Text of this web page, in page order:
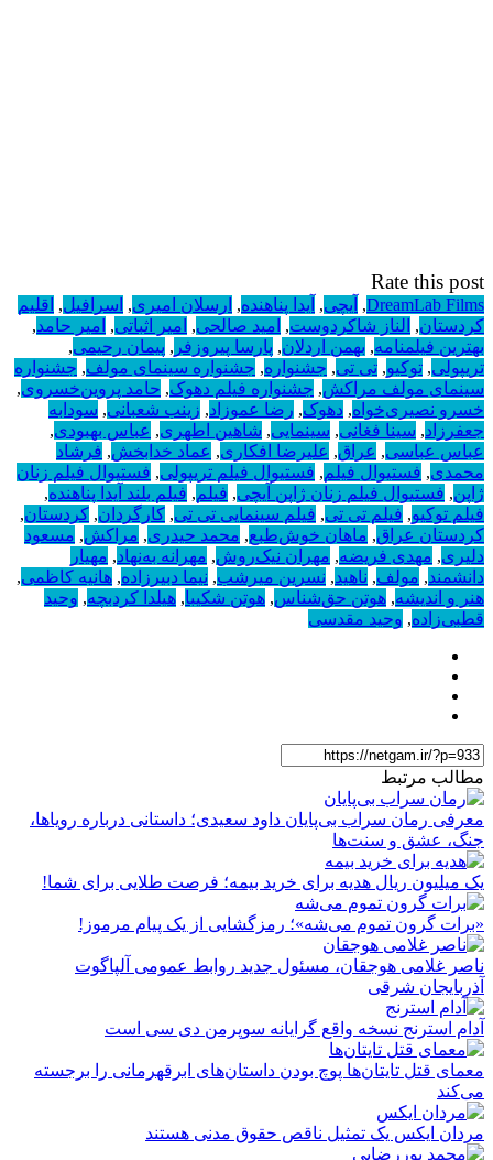
Rate this post
DreamLab Films
, آیچی, آیدا پناهنده, ارسلان امیری, اسرافیل, اقلیم
کردستان, الناز شاکردوست, امید صالحی, امیر اثباتی, امیر حامد,
بهترین فیلمنامه, بهمن اردلان, پارسا پیروزفر , پیمان رحیمی,
تریپولی, توکیو, تی تی, جشنواره, جشنواره سینمای مولف, جشنواره
سینمای مولف مراکش, جشنواره فیلم دهوک, حامد پروین‌خسروی,
خسرو نصیری‌خواه, دهوک, رضا عموزاد, زینب شعبانی, سودابه
جعفرزاد, سینا فغانی, سینمایی, شاهین اطهری, عباس بهبودی,
عباس عباسی, عراق, علیرضا افکاری, عماد خدابخش, فرشاد
محمدی, فستیوال فیلم, فستیوال فیلم تریپولی, فستیوال فیلم زنان
ژاپن, فستیوال فیلم زنان ژاپن آیچی, فیلم, فیلم بلند آیدا پناهنده,
فیلم توکیو, فیلم تی تی, فیلم سینمایی تی تی, کارگردان, کردستان,
کردستان عراق, ماهان خوش‌طبع, محمد حیدری, مراکش, مسعود
دلیری, مهدی فریضه, مهران نیک‌روش, مهرانه به‌نهاد, مهیار
دانشمند, مولف, ناهید, نسرین میرشب, نیما دبیرزاده, هانیه کاظمی,
هنر و اندیشه, هوتن حق‌شناس, هوتن شکیبا, هیلدا کردبچه, وحید
قطبی‌زاده, وحید مقدسی
مطالب مرتبط
معرفی رمان سراب بی‌پایان داود سعیدی؛ داستانی درباره رویاها،
جنگ، عشق و سنت‌ها
یک میلیون ریال هدیه برای خرید بیمه؛ فرصت طلایی برای شما!
«برات گرون تموم می‌شه»؛ رمزگشایی از یک پیام مرموز!
ناصر غلامی هوجقان، مسئول جدید روابط عمومی آلپاگوت
آذربایجان شرقی
آدام استرنج نسخه واقع گرایانه سوپرمن دی سی است
معمای قتل تایتان‌ها پوچ بودن داستان‌های ابرقهرمانی را برجسته
می‌کند
مردان ایکس یک تمثیل ناقص حقوق مدنی هستند